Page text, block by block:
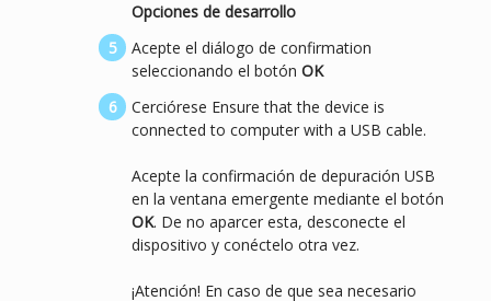
Opciones de desarrollo
Acepte el diálogo de confirmation
seleccionando el botón OK
Cerciórese Ensure that the device is
connected to computer with a USB cable.
Acepte la confirmación de depuración USB
en la ventana emergente mediante el botón
OK. De no aparcer esta, desconecte el
dispositivo y conéctelo otra vez.
¡Atención! En caso de que sea necesario